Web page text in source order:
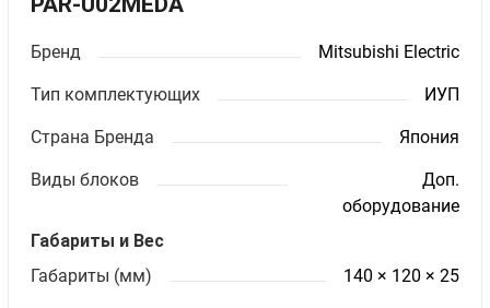
Бренд Mitsubishi Electric
Тип комплектующих ИУП
Страна Бренда Япония
Виды блоков
Доп.
оборудование
Габариты и Вес
Габариты (мм)
140 × 120 × 25